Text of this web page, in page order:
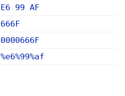
E6 99 AF
666F
0000666F
%e6%99%af